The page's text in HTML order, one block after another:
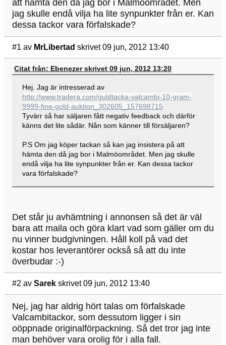
att hämta den då jag bor i Malmöområdet. Men
jag skulle endå vilja ha lite synpunkter från er. Kan
dessa tackor vara förfalskade?
#1 av MrLibertad skrivet 09 jun, 2012 13:40
Citat från: Ebenezer skrivet 09 jun, 2012 13:20
Hej. Jag är intresserad av
http://www.tradera.com/guldtacka-valcambi-10-gram-
9999-fine-gold-auktion_302605_157698715
Tyvärr så har säljaren fått negativ feedback och därför
känns det lite sådär. Nån som känner till försäljaren?
P.S Om jag köper tackan så kan jag insistera på att
hämta den då jag bor i Malmöområdet. Men jag skulle
endå vilja ha lite synpunkter från er. Kan dessa tackor
vara förfalskade?
Det står ju avhämtning i annonsen så det är väl
bara att maila och göra klart vad som gäller om du
nu vinner budgivningen. Håll koll på vad det
kostar hos leverantörer också så att du inte
överbudar :-)
#2 av Sarek skrivet 09 jun, 2012 13:40
Nej, jag har aldrig hört talas om förfalskade
Valcambitackor, som dessutom ligger i sin
oöppnade originalförpackning. Så det tror jag inte
man behöver vara orolig för i alla fall.